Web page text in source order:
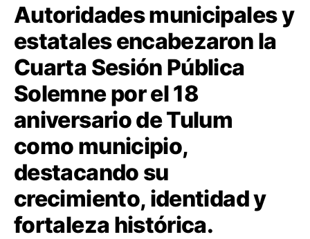
Autoridades municipales y
estatales encabezaron la
Cuarta Sesión Pública
Solemne por el 18
aniversario de Tulum
como municipio,
destacando su
crecimiento, identidad y
fortaleza histórica.